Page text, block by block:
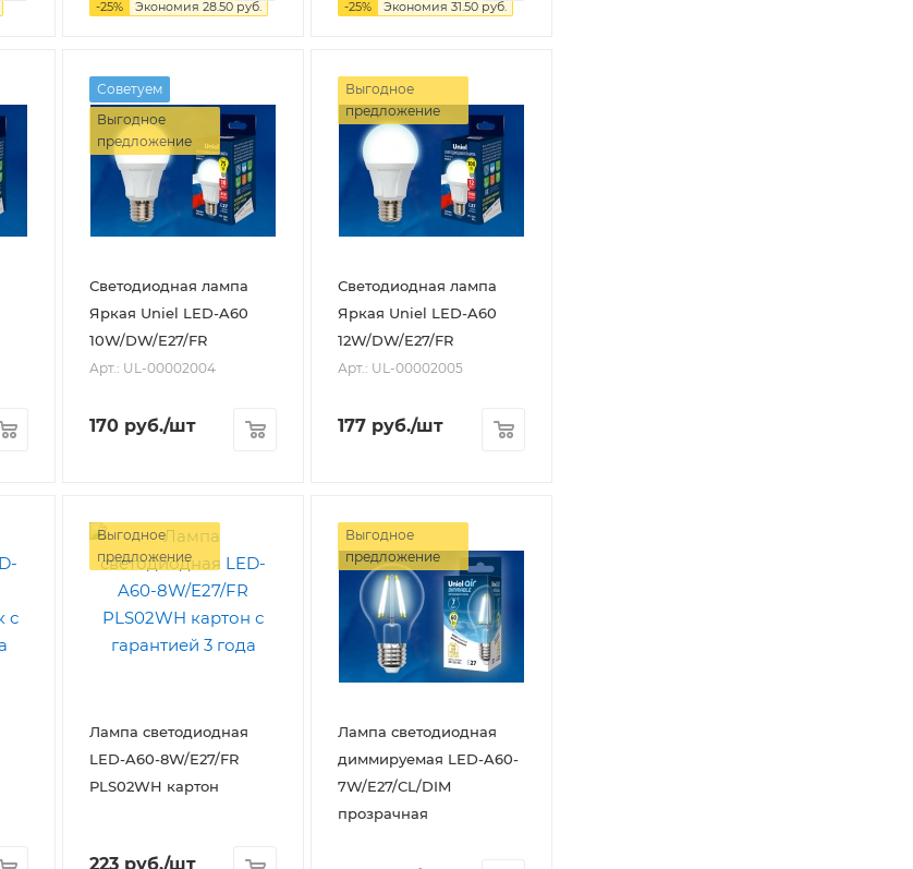
-25% Экономия 28.50 руб. -25% Экономия 31.50 руб.
Советуем
Выгодное
предложение
Светодиодная лампа
Яркая Uniel LED-A60
10W/DW/E27/FR
Арт.: UL-00002004
170 руб./шт
Выгодное
предложение
Светодиодная лампа
Яркая Uniel LED-A60
12W/DW/E27/FR
Арт.: UL-00002005
177 руб./шт
Выгодное
предложение
Лампа светодиодная
LED-A60-8W/E27/FR
PLS02WH картон
223 руб./шт
Выгодное
предложение
Лампа светодиодная
диммируемая LED-A60-
7W/E27/CL/DIM
прозрачная